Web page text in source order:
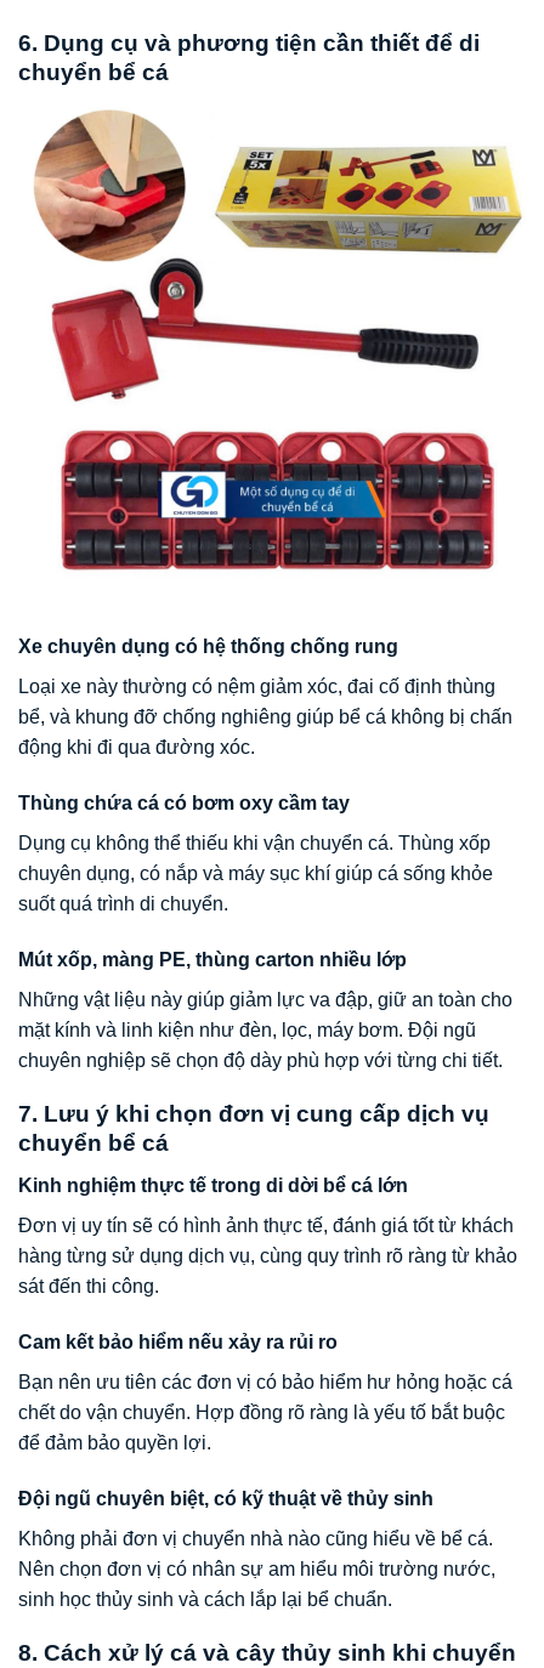
6. Dụng cụ và phương tiện cần thiết để di
chuyển bể cá
Xe chuyên dụng có hệ thống chống rung
Loại xe này thường có nệm giảm xóc, đai cố định thùng
bể, và khung đỡ chống nghiêng giúp bể cá không bị chấn
động khi đi qua đường xóc.
Thùng chứa cá có bơm oxy cầm tay
Dụng cụ không thể thiếu khi vận chuyển cá. Thùng xốp
chuyên dụng, có nắp và máy sục khí giúp cá sống khỏe
suốt quá trình di chuyển.
Mút xốp, màng PE, thùng carton nhiều lớp
Những vật liệu này giúp giảm lực va đập, giữ an toàn cho
mặt kính và linh kiện như đèn, lọc, máy bơm. Đội ngũ
chuyên nghiệp sẽ chọn độ dày phù hợp với từng chi tiết.
7. Lưu ý khi chọn đơn vị cung cấp dịch vụ
chuyển bể cá
Kinh nghiệm thực tế trong di dời bể cá lớn
Đơn vị uy tín sẽ có hình ảnh thực tế, đánh giá tốt từ khách
hàng từng sử dụng dịch vụ, cùng quy trình rõ ràng từ khảo
sát đến thi công.
Cam kết bảo hiểm nếu xảy ra rủi ro
Bạn nên ưu tiên các đơn vị có bảo hiểm hư hỏng hoặc cá
chết do vận chuyển. Hợp đồng rõ ràng là yếu tố bắt buộc
để đảm bảo quyền lợi.
Đội ngũ chuyên biệt, có kỹ thuật về thủy sinh
Không phải đơn vị chuyển nhà nào cũng hiểu về bể cá.
Nên chọn đơn vị có nhân sự am hiểu môi trường nước,
sinh học thủy sinh và cách lắp lại bể chuẩn.
8. Cách xử lý cá và cây thủy sinh khi chuyển